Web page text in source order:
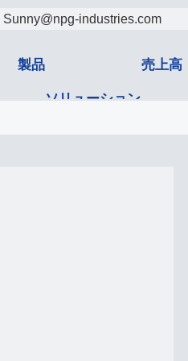
Sunny@npg-industries.com
製品 売上高
ソリューション